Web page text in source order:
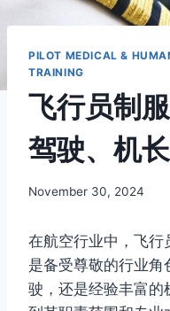
PILOT MEDICAL &
TRAINING
飞行员制
驾驶、机
By
November 30, 2024
在航空行业中，飞行
是备受尊敬的行业角
驶，还是经验丰富的